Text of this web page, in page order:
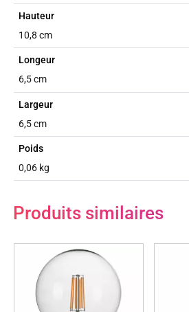
Hauteur
10,8 cm
Longeur
6,5 cm
Largeur
6,5 cm
Poids
0,06 kg
Produits similaires